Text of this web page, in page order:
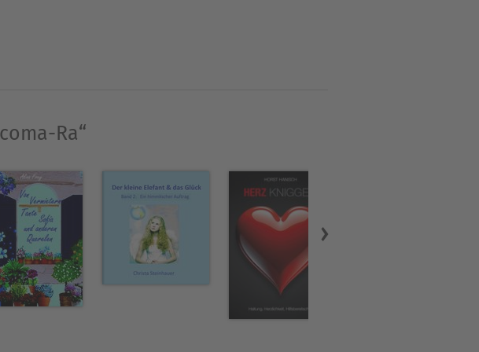
in Erfüllung gehen?Erlaube dir, deine
ihre Vision, wie sich unser Planet mit ihren
tätig und führt eine eigene Beratungspraxis
Werke in der Schweiz aus.
Ra“